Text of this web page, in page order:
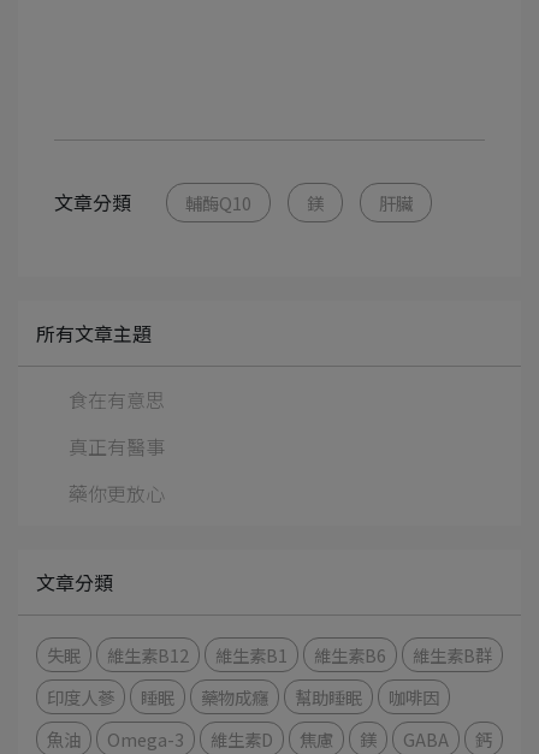
文章分類 輔酶Q10 鎂 肝臟
所有文章主題
食在有意思
真正有醫事
藥你更放心
文章分類
失眠 維生素B12 維生素B1 維生素B6
維生素B群
印度人蔘
睡眠 藥物成癮 幫助睡眠
咖啡因
魚油
Omega-3 維生素D 焦慮 鎂 GABA
鈣